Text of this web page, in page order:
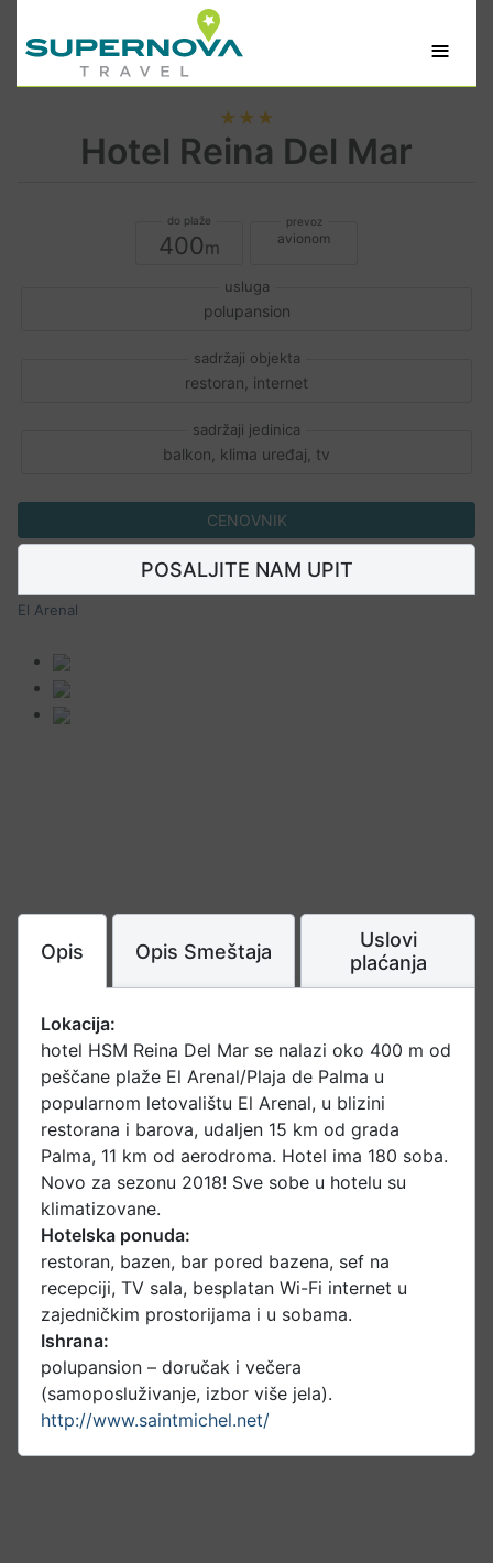
≡
★★★
Hotel Reina Del Mar
400 avionom
polupansion
restoran, internet
balkon, klima uređaj, tv
CENOVNIK
POSALJITE NAM UPIT
El Arenal
Opis Opis Smeštaja
Uslovi
plaćanja
Lokacija:
hotel HSM Reina Del Mar se nalazi oko 400 m od
peščane plaže El Arenal/Plaja de Palma u
popularnom letovalištu El Arenal, u blizini
restorana i barova, udaljen 15 km od grada
Palma, 11 km od aerodroma. Hotel ima 180 soba.
Novo za sezonu 2018! Sve sobe u hotelu su
klimatizovane.
Hotelska ponuda:
restoran, bazen, bar pored bazena, sef na
recepciji, TV sala, besplatan Wi-Fi internet u
zajedničkim prostorijama i u sobama.
Ishrana:
polupansion – doručak i večera
(samoposluživanje, izbor više jela).
http://www.saintmichel.net/